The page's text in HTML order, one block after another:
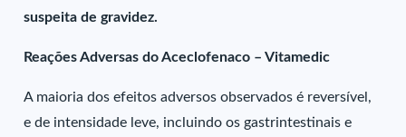
suspeita de gravidez.
Reações Adversas do Aceclofenaco – Vitamedic
A maioria dos efeitos adversos observados é reversível,
e de intensidade leve, incluindo os gastrintestinais e